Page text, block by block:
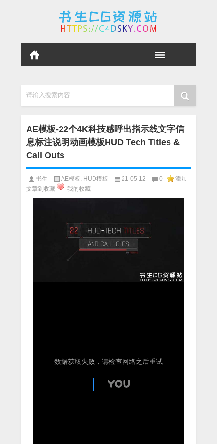
请输入搜索内容
AE模板-22个4K科技感呼出指示线文字信
息标注说明动画模板HUD Tech Titles &
Call Outs
书生 AE模板 HUD模板 21-05-12 0
添加
文章到收藏
我的收藏